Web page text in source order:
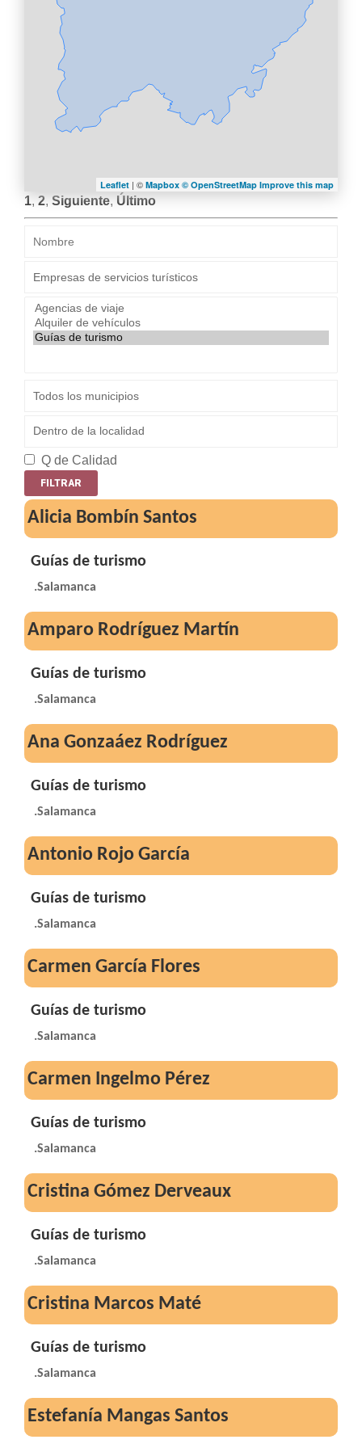
NAVEGACIÓN
Leaflet | © Mapbox © OpenStreetMap Improve this map
1, 2, Siguiente, Último
Q de Calidad
Alicia Bombín Santos
Guías de turismo
.Salamanca
Amparo Rodríguez Martín
Guías de turismo
.Salamanca
Ana Gonzaáez Rodríguez
Guías de turismo
.Salamanca
Antonio Rojo García
Guías de turismo
.Salamanca
Carmen García Flores
Guías de turismo
.Salamanca
Carmen Ingelmo Pérez
Guías de turismo
.Salamanca
Cristina Gómez Derveaux
Guías de turismo
.Salamanca
Cristina Marcos Maté
Guías de turismo
.Salamanca
Estefanía Mangas Santos